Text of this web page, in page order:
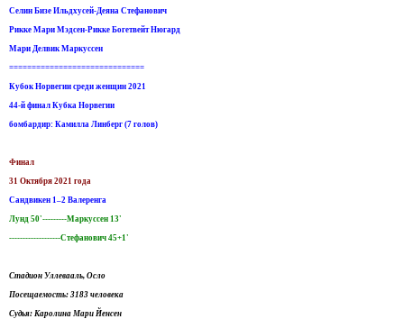
Селин Бизе Ильдхусей-Деяна Стефанович
Рикке Мари Мэдсен-Рикке Богетвейт Нюгард
Мари Делвик Маркуссен
==============================
Кубок Норвегии среди женщин 2021
44-й финал Кубка Норвегии
бомбардир: Камилла Линберг (7 голов)
Финал
31 Октября 2021 года
Сандвикен 1–2 Валеренга
Лунд 50'---------Маркуссен 13'
-------------------Стефанович 45+1'
Стадион Уллевааль, Осло
Посещаемость: 3183 человека
Судья: Каролина Мари Йенсен